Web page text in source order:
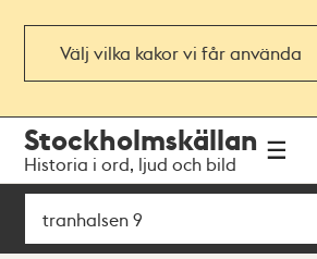
Välj vilka kakor vi får använda
navigationen
huvudinnehållet
Stockholmskällan
Historia i ord, ljud och bild
Sök